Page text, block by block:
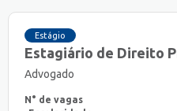
Estágio
Estagiário de Direito
Advogado
N° de vagas